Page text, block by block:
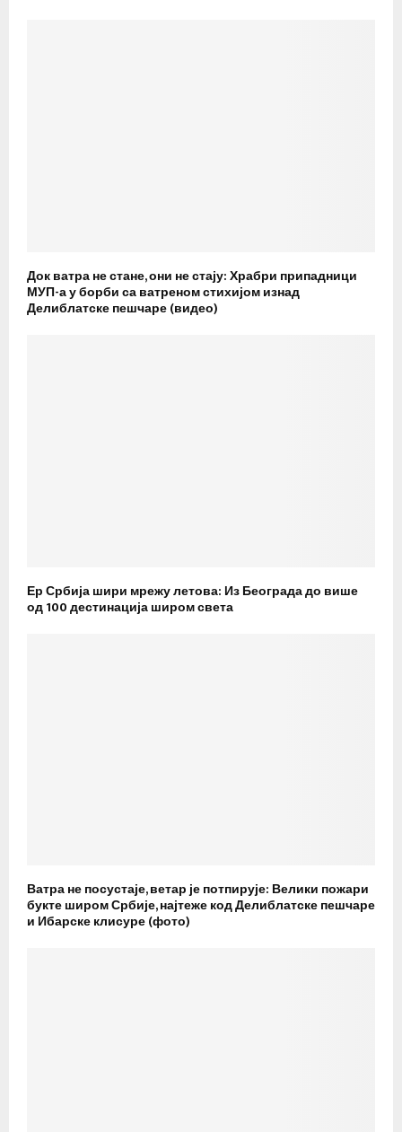
Док ватра не стане, они не стају: Храбри припадници
МУП-а у борби са ватреном стихијом изнад
Делиблатске пешчаре (видео)
Ер Србија шири мрежу летова: Из Београда до више
од 100 дестинација широм света
Ватра не посустаје, ветар је потпирује: Велики пожари
букте широм Србије, најтеже код Делиблатске пешчаре
и Ибарске клисуре (фото)